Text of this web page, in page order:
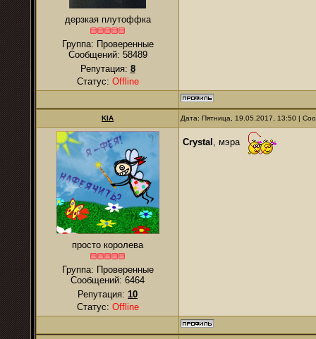
дерзкая плутоффка
Группа: Проверенные
Сообщений: 58489
Репутация: 8
Статус: Offline
KIA Дата: Пятница, 19.05.2017, 13:50 |
просто королева
Группа: Проверенные
Сообщений: 6464
Репутация: 10
Статус: Offline
Crystal , мэра